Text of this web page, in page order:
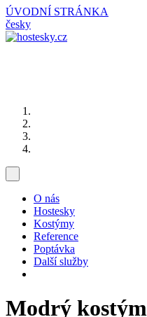
ÚVODNÍ STRÁNKA
česky
O nás
Hostesky
Kostýmy
Reference
Poptávka
Další služby
Modrý kostým